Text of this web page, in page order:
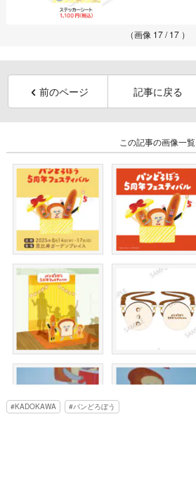
（画像 17 / 17 ）
前のページ 記事に戻る
この記事の画像一覧
KADOKAWA パンどろぼう